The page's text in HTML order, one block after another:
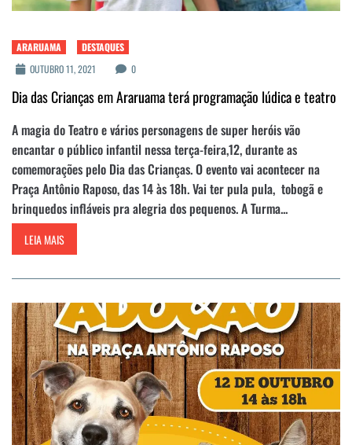
ARARUAMA
DESTAQUES
OUTUBRO 11, 2021
0
Dia das Crianças em Araruama terá programação lúdica e teatro
A magia do Teatro e vários personagens de super heróis vão
encantar o público infantil nessa terça-feira,12, durante as
comemorações pelo Dia das Crianças. O evento vai acontecer na
Praça Antônio Raposo, das 14 às 18h. Vai ter pula pula, tobogã e
brinquedos infláveis pra alegria dos pequenos. A Turma...
LEIA MAIS